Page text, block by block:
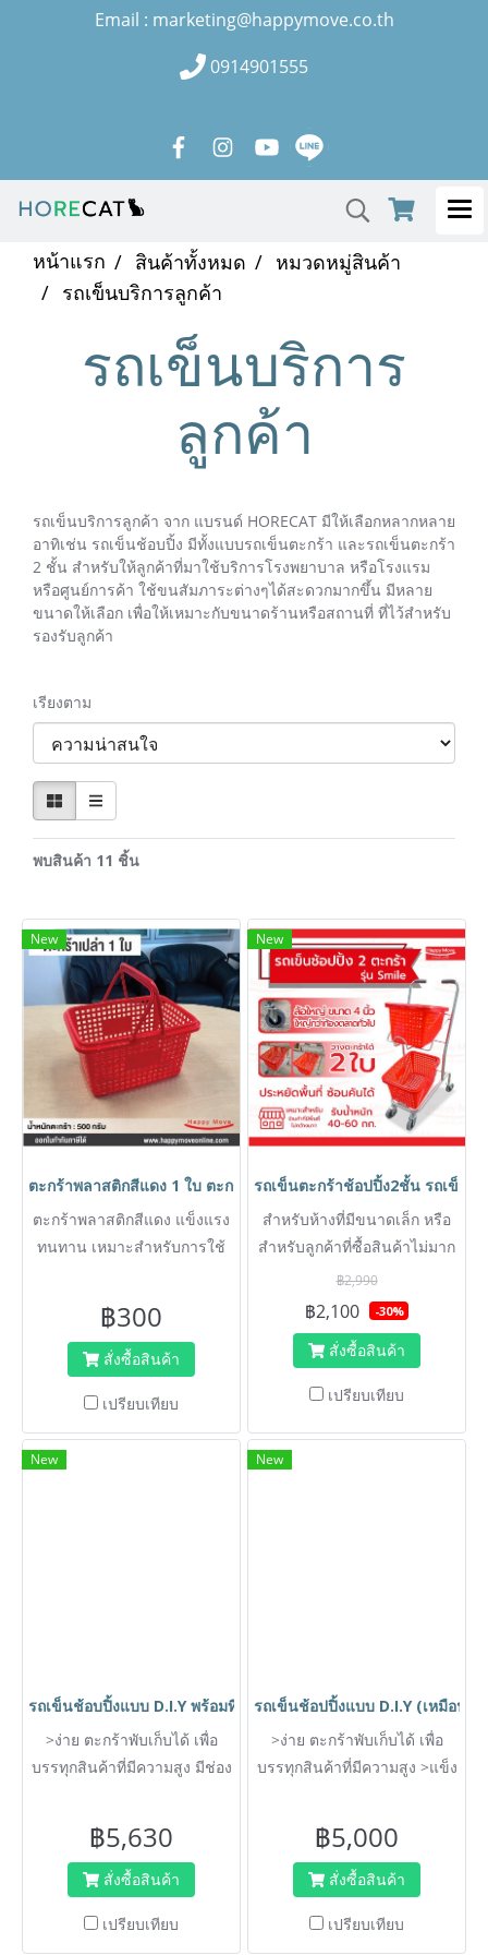
Email : marketing@happymove.co.th
0914901555
หน้าแรก สินค้าทั้งหมด
หมวดหมู่สินค้า
รถเข็นบริการลูกค้า
รถเข็นบริการ
ลูกค้า
รถเข็นบริการลูกค้า จาก แบรนด์ HORECAT มีให้เลือกหลากหลาย
อาทิเช่น รถเข็นช้อบปิ้ง มีทั้งแบบรถเข็นตะกร้า และรถเข็นตะกร้า
2 ชั้น สำหรับให้ลูกค้าที่มาใช้บริการโรงพยาบาล หรือโรงแรม
หรือศูนย์การค้า ใช้ขนสัมภาระต่างๆได้สะดวกมากขึ้น มีหลาย
ขนาดให้เลือก เพื่อให้เหมาะกับขนาดร้านหรือสถานที่ ที่ไว้สำหรับ
รองรับลูกค้า
เรียงตาม
พบสินค้า 11 ชิ้น
New
ตะกร้าพลาสติกสีแดง 1 ใบ ตะกร้าใส่ของ ตะกร้ามีรู มีหูหิ้ว
ตะกร้าพลาสติกสีแดง แข็งแรง
ทนทาน เหมาะสำหรับการใช้
แบบตะกร้า หรือนำมาใช้
สำหรับ ไปจ่ายตลาด
฿300
สั่งซื้อสินค้า
เปรียบเทียบ
New
รถเข็นตะกร้าช้อปปิ้ง2ชั้น รถเข็นช้
สำหรับห้างที่มีขนาดเล็ก หรือ
สำหรับลูกค้าที่ซื้อสินค้าไม่มาก
สามารถบังคับทิศทางง่าย มี
ตะกร้าให้ใช้ 2 ใบ แข็งแรง
ทนทาน และไม่เป็นสนิม
฿2,990
฿2,100 -30%
สั่งซื้อสินค้า
เปรียบเทียบ
New
รถเข็นช้อบปิ้งแบบ D.I.Y พร้อมที่วางของเป็นแผ่นด้านข้าง (เหมือนห้า
>ง่าย ตะกร้าพับเก็บได้ เพื่อ
บรรทุกสินค้าที่มีความสูง มีช่อง
ข้าง เช่นประตู หรือไม้อัดได้
>แข็งแรง โครงสร้างเหล็กพ่นสี
อีพ๊อกซี่ ตัวถาดและตะกร้าชุบ
ซิงค์เคลือบแล็คเกอร์ใส
>ประหยัด พื้้นที่สามารถซ้อนคัน
฿5,630
สั่งซื้อสินค้า
เปรียบเทียบ
New
รถเข็นช้อปปิ้งแบบ D.I.Y (เหมือนห้
>ง่าย ตะกร้าพับเก็บได้ เพื่อ
บรรทุกสินค้าที่มีความสูง >แข็ง
>ประหยัด พื้้นที่สามารถซ้อนคัน
ได้
฿5,000
สั่งซื้อสินค้า
เปรียบเทียบ